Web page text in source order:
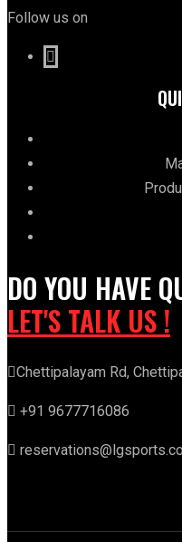
Follow us on
DO YOU HAVE
LET'S TALK US !
Chettipalayam Rd,
+91 9677716086